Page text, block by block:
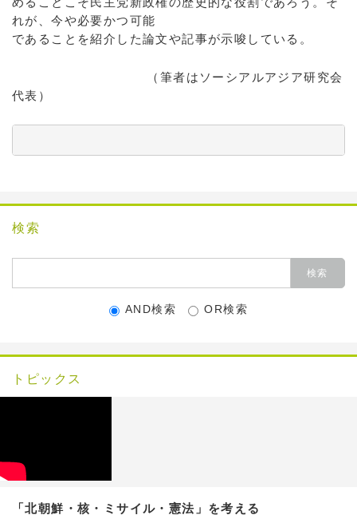
れが、今や必要かつ可能
であることを紹介した論文や記事が示唆している。
（筆者はソーシアルアジア研究会
代表）
検索
AND検索 OR検索
トピックス
「北朝鮮・核・ミサイル・憲法」を考える